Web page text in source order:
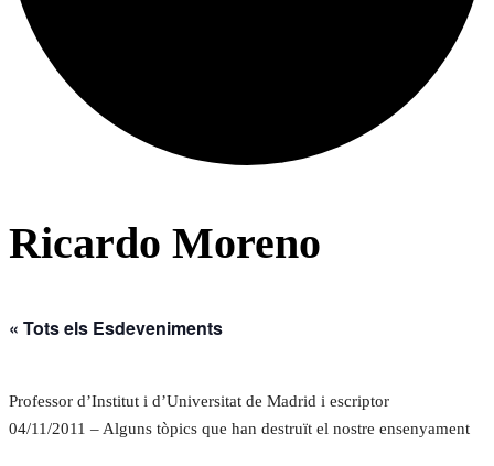
Ricardo Moreno
« Tots els Esdeveniments
Professor d’Institut i d’Universitat de Madrid i escriptor
04/11/2011 – Alguns tòpics que han destruït el nostre ensenyament